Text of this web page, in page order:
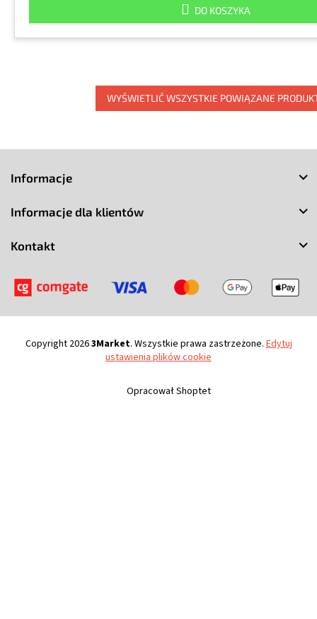
DO KOSZYKA
WYŚWIETLIĆ WSZYSTKIE POWIĄZANE
Informacje
Informacje dla klientów
Kontakt
Opracował Shoptet
Copyright 20263Market. Wszystkie prawa zastrzeżone. Edytuj
ustawienia plików cookie